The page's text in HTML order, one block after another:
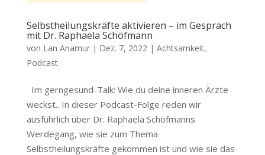
Selbstheilungskräfte aktivieren – im Gespräch
mit Dr. Raphaela Schöfmann
von Lan Anamur| Dez. 7, 2022| Achtsamkeit,
Podcast
Im gerngesund-Talk: Wie du deine inneren Ärzte
weckst.. In dieser Podcast-Folge reden wir
ausführlich über Dr. Raphaela Schöfmanns
Werdegang, wie sie zum Thema
Selbstheilungskräfte gekommen ist und wie sie das